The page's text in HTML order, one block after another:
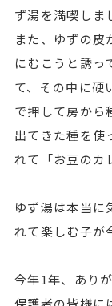
ず湯を満喫しま
また、ゆずの皮
にむこうと誘っ
て、その中に硬
で押して房から
出てきた種を使
れて「お豆のカ
ゆず湯は本当に
れて楽しむ子が
今年1年、あり